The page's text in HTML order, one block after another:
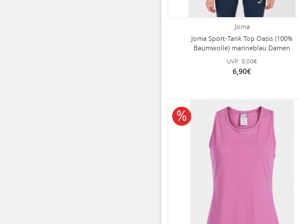
Joma
Joma Sport-Tank Top Oasis (100%
Baumwolle) marineblau Damen
UVP: 8,00€
6,90€
10% reduziert